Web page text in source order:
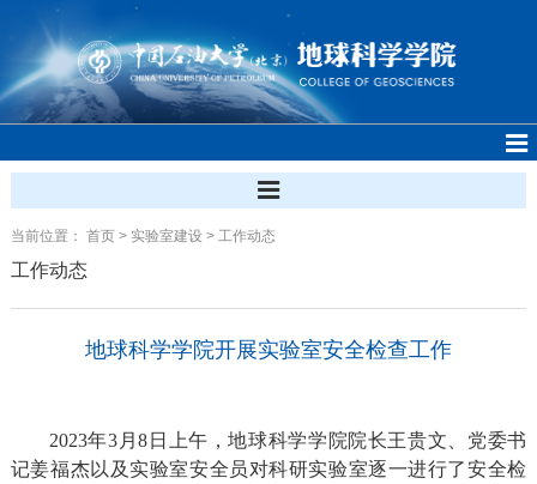
当前位置： 首页> 实验室建设> 工作动态
工作动态
地球科学学院开展实验室安全检查工作
2023年3月8 日上午，地球科学学院院长王贵文、党委书
记姜福杰以及 实验室安全员对科研实验室逐一进行了安全检